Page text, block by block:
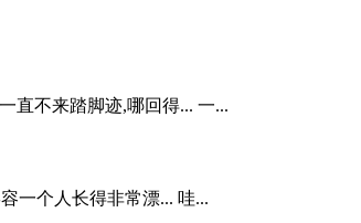
直不来踏脚迹,哪回得... 一...
一个人长得非常漂... 哇...